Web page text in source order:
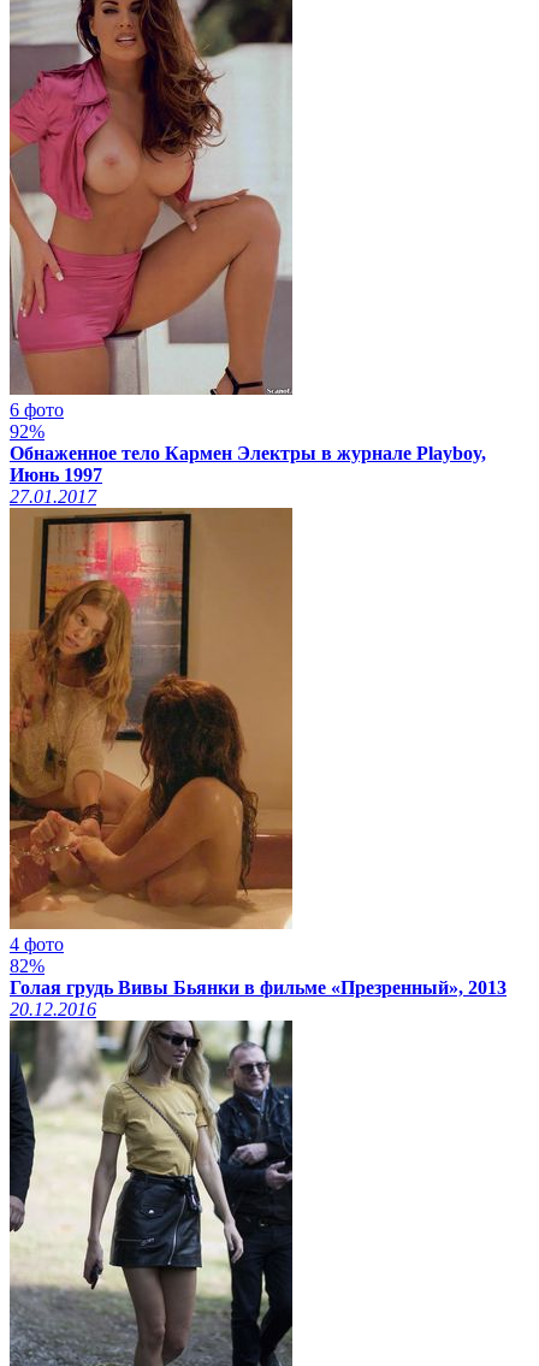
6 фото
92%
Обнаженное тело Кармен Электры в журнале Playboy,
Июнь 1997
27.01.2017
4 фото
82%
Голая грудь Вивы Бьянки в фильме «Презренный», 2013
20.12.2016